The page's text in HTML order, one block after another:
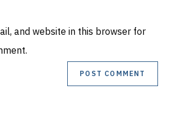
and website in this browser for